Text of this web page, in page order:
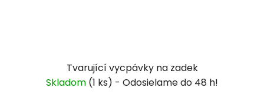
Tvarující vycpávky na zadek
Skladom (1 ks)